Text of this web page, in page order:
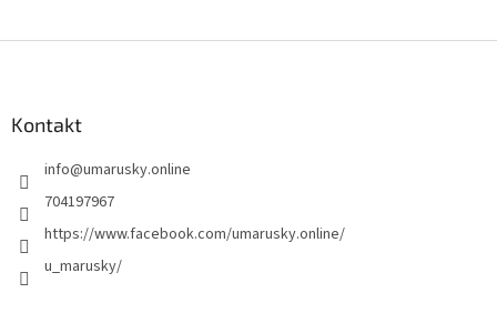
Kontakt
info@umarusky.online
704197967
https://www.facebook.com/umarusky.online/
u_marusky/